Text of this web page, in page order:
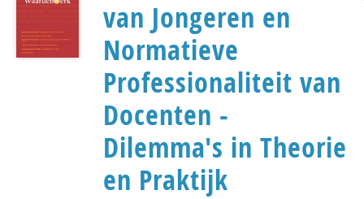
van Jongeren en
Normatieve
Professionaliteit van
Docenten -
Dilemma's in Theorie
en Praktijk